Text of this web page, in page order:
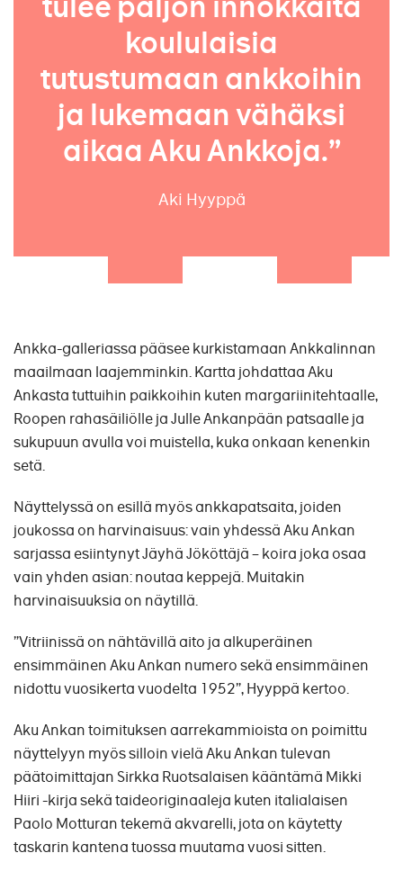
koululaisia
tutustumaan ankkoihin
ja lukemaan vähäksi
aikaa Aku Ankkoja.”
Aki Hyyppä
Ankka-galleriassa pääsee kurkistamaan Ankkalinnan
maailmaan laajemminkin. Kartta johdattaa Aku
Ankasta tuttuihin paikkoihin kuten margariinitehtaalle,
Roopen rahasäiliölle ja Julle Ankanpään patsaalle ja
sukupuun avulla voi muistella, kuka onkaan kenenkin
setä.
Näyttelyssä on esillä myös ankkapatsaita, joiden
joukossa on harvinaisuus: vain yhdessä Aku Ankan
sarjassa esiintynyt Jäyhä Jököttäjä – koira joka osaa
vain yhden asian: noutaa keppejä. Muitakin
harvinaisuuksia on näytillä.
”Vitriinissä on nähtävillä aito ja alkuperäinen
ensimmäinen Aku Ankan numero sekä ensimmäinen
nidottu vuosikerta vuodelta 1952”, Hyyppä kertoo.
Aku Ankan toimituksen aarrekammioista on poimittu
näyttelyyn myös silloin vielä Aku Ankan tulevan
päätoimittajan Sirkka Ruotsalaisen kääntämä Mikki
Hiiri -kirja sekä taideoriginaaleja kuten italialaisen
Paolo Motturan tekemä akvarelli, jota on käytetty
taskarin kantena tuossa muutama vuosi sitten.